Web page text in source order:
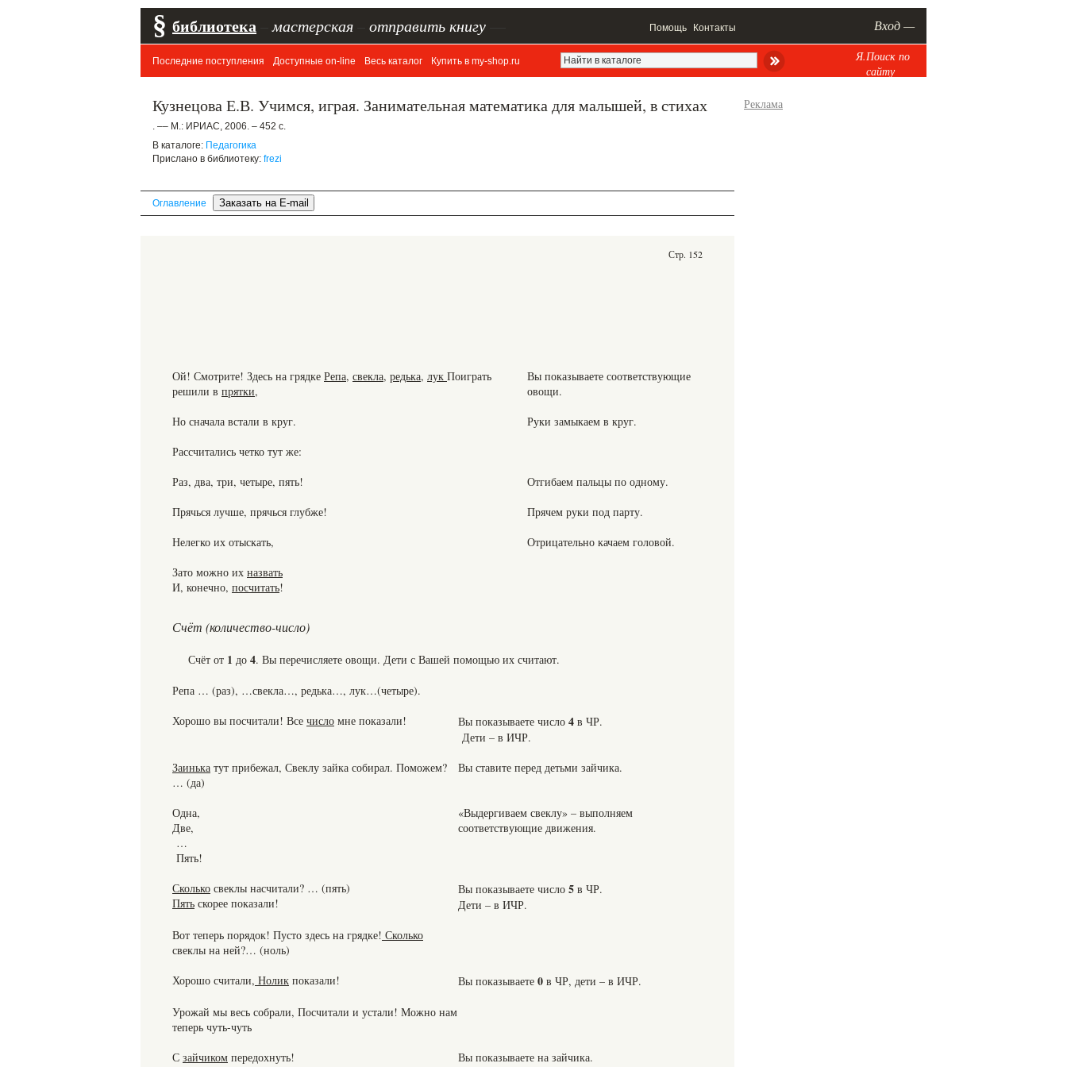
§ библиотека мастерская отправить книгу Помощь Контакты Вход —
Последние поступления Доступные on-line Весь каталог Купить в my-shop.ru
Я.Поиск по
сайту
Кузнецова Е.В. Учимся, играя. Занимательная математика для малышей, в стихах
. –– М.: ИРИАС, 2006. – 452 с.
В каталоге: Педагогика
Прислано в библиотеку: frezi
Оглавление
Стр. 152
Ой! Смотрите! Здесь на грядке Репа, свекла, редька, лук Поиграть
решили в прятки,
Вы показываете соответствующие
овощи.
Но сначала встали в круг.
Руки замыкаем в круг.
Рассчитались четко тут же:
Раз, два, три, четыре, пять!
Отгибаем пальцы по одному.
Прячься лучше, прячься глубже!
Прячем руки под парту.
Нелегко их отыскать,
Отрицательно качаем головой.
Зато можно их назвать
И, конечно, посчитать!
Счёт (количество-число)
Счёт от 1 до 4. Вы перечисляете овощи. Дети с Вашей помощью их считают.
Репа … (раз), …свекла…, редька…, лук…(четыре).
Хорошо вы посчитали! Все число мне показали! Вы показываете число 4 в ЧР.
Дети – в ИЧР.
Заинька тут прибежал, Свеклу зайка собирал. Поможем?
… (да)
Вы ставите перед детьми зайчика.
Одна,
Две,
…
Пять!
«Выдергиваем свеклу» – выполняем
соответствующие движения.
Сколько свеклы насчитали? … (пять)
Пять скорее показали!
Вы показываете число 5 в ЧР.
Дети – в ИЧР.
Вот теперь порядок! Пусто здесь на грядке! Сколько
свеклы на ней?… (ноль)
Хорошо считали, Нолик показали! Вы показываете 0 в ЧР, дети – в ИЧР.
Урожай мы весь собрали, Посчитали и устали! Можно нам
теперь чуть-чуть
С зайчиком передохнуть! Вы показываете на зайчика.
Реклама